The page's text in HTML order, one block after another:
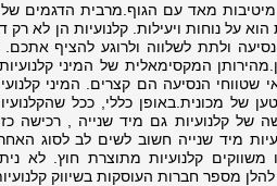
מיטיבות מאד עם הגוף.מרבית הדגמים
על נוחות ויעילות.קלנועיות הן לא רק
ולתת לשלווה ולרוגע להציף
שטווחי הנסיעה הם קצרים. המיני
של מכונית.באופן כללי, ככל
של קלנועיות גם מיד שנייה , רכישה
מיד שנייה חשוב לשים לב לסוג
קלנועיות מתוצרת חוץ. לא
מספר חברות העוסקות בשיווק